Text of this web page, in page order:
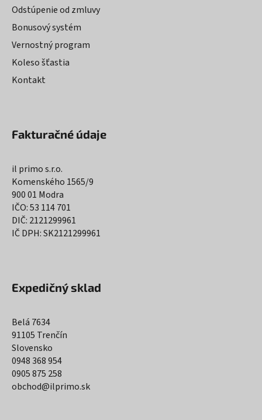
Odstúpenie od zmluvy
Bonusový systém
Vernostný program
Koleso šťastia
Kontakt
Fakturačné údaje
il primo s.r.o.
Komenského 1565/9
900 01 Modra
IČO: 53 114 701
DIČ: 2121299961
IČ DPH: SK2121299961
Expedičný sklad
Belá 7634
91105 Trenčín
Slovensko
0948 368 954
0905 875 258
obchod@ilprimo.sk